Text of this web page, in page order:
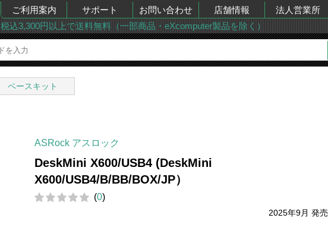
ご利用案内 サポート お問い合わせ 店舗情報 法人営業所
税込3,300円以上で送料無料（一部商品・eXcomputer製品を除く）
ベースキット
ASRock アスロック
DeskMini X600/USB4 (DeskMini
X600/USB4/B/BB/BOX/JP）
(0)
2025年9月 発売